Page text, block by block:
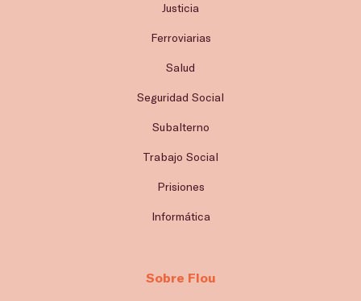
Justicia
Ferroviarias
Salud
Seguridad Social
Subalterno
Trabajo Social
Prisiones
Informática
Sobre Flou